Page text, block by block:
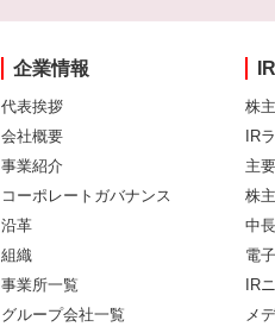
企業情報
代表挨拶
会社概要
事業紹介
コーポレートガバナンス
沿革
組織
事業所一覧
グループ会社一覧
株
IR
主
株
中
電
IR
メ